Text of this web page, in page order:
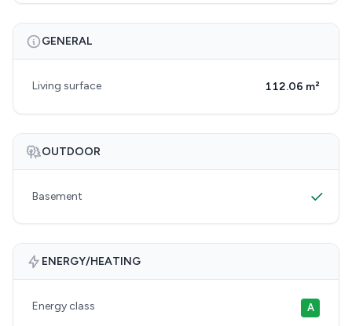
GENERAL
Living surface 112.06 m²
OUTDOOR
Basement
ENERGY/HEATING
Energy class A